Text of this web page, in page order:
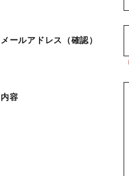
メールアドレス（確認）
内容